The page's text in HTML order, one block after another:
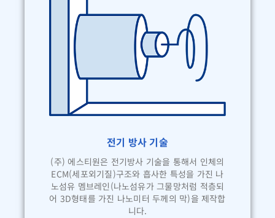
전기 방사 기술
(주) 에스티원은 전기방사 기술을 통해서 인체의
ECM(세포외기질)구조와 흡사한 특성을 가진 나
노섬유 멤브레인(나노섬유가 그물망처럼 적층되
어 3D형태를 가진 나노미터 두께의 막)을 제작합
니다.